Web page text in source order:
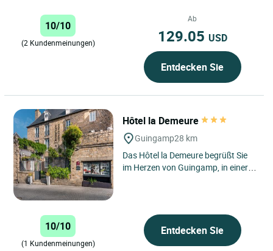
10/10
(2 Kundenmeinungen)
Ab
129.05 USD
Entdecken Sie
Hôtel la Demeure
Guingamp28 km
Das Hôtel la Demeure begrüßt Sie
im Herzen von Guingamp, in einer
10/10
(1 Kundenmeinungen)
Entdecken Sie